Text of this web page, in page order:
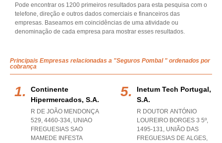
Pode encontrar os 1200 primeiros resultados para esta pesquisa com o
telefone, direção e outros dados comerciais e financeiros das
empresas. Baseamos em coincidências de uma atividade ou
denominação de cada empresa para mostrar esses resultados.
Principais Empresas relacionadas a "Seguros Pombal " ordenados por
cobrança
Continente
Hipermercados, S.a.
R DE JOÃO MENDONÇA
529, 4460-334, UNIAO
FREGUESIAS SAO
MAMEDE INFESTA
Inetum Tech Portugal,
S.a.
R DOUTOR ANTÓNIO
LOUREIRO BORGES 3 5º,
1495-131, UNIÃO DAS
FREGUESIAS DE ALGES,